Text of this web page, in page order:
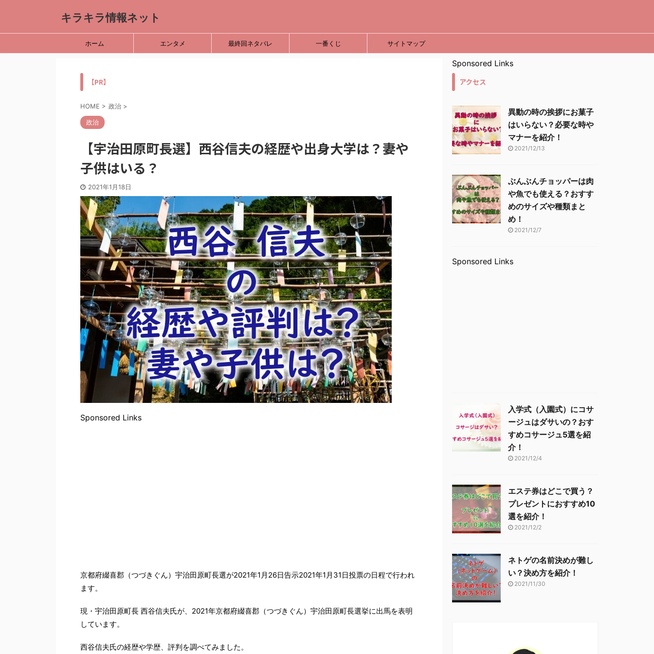
キラキラ情報ネット
ホーム エンタメ 最終回ネタバレ 一番くじ サイトマップ
【PR】
HOME > 政治 >
政治
【宇治田原町長選】西谷信夫の経歴や出身大学は？妻や
子供はいる？
2021年1月18日
Sponsored Links
京都府綴喜郡（つづきぐん）宇治田原町長選が2021年1月26日告示2021年1月31日投票の日程で行われ
ます。
現・宇治田原町長 西谷信夫氏が、2021年京都府綴喜郡（つづきぐん）宇治田原町長選挙に出馬を表明
しています。
西谷信夫氏の経歴や学歴、評判を調べてみました。
Sponsored Links
アクセス
異動の時の挨拶にお菓子
はいらない？必要な時や
マナーを紹介！
2021/12/13
ぶんぶんチョッパーは肉
や魚でも使える？おすす
めのサイズや種類まと
め！
2021/12/7
Sponsored Links
入学式（入園式）にコサ
ージュはダサいの？おす
すめコサージュ5選を紹
介！
2021/12/4
エステ券はどこで買う？
プレゼントにおすすめ10
選を紹介！
2021/12/2
ネトゲの名前決めが難し
い？決め方を紹介！
2021/11/30